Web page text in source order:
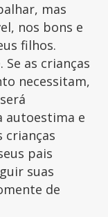
mas
nos bons e
filhos.
as crianças
necessitam,
autoestima e
crianças
pais
suas
de